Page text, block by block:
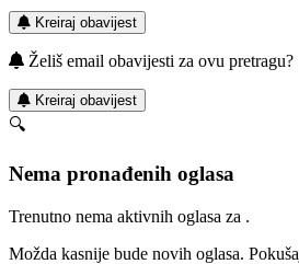
Kreiraj obavijest
Želiš email obavijesti za ovu pretragu?
Kreiraj obavijest
🔍
Nema pronađenih oglasa
Trenutno nema aktivnih oglasa za .
Možda kasnije bude novih oglasa.